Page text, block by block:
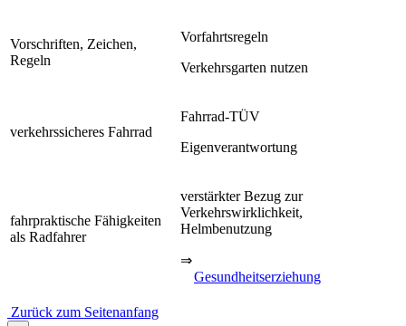
Vorschriften, Zeichen,
Regeln
Vorfahrtsregeln
Verkehrsgarten nutzen
verkehrssicheres Fahrrad
Fahrrad-TÜV
Eigenverantwortung
fahrpraktische Fähigkeiten
als Radfahrer
verstärkter Bezug zur
Verkehrswirklichkeit,
Helmbenutzung
⇒
Gesundheitserziehung
Zurück zum Seitenanfang